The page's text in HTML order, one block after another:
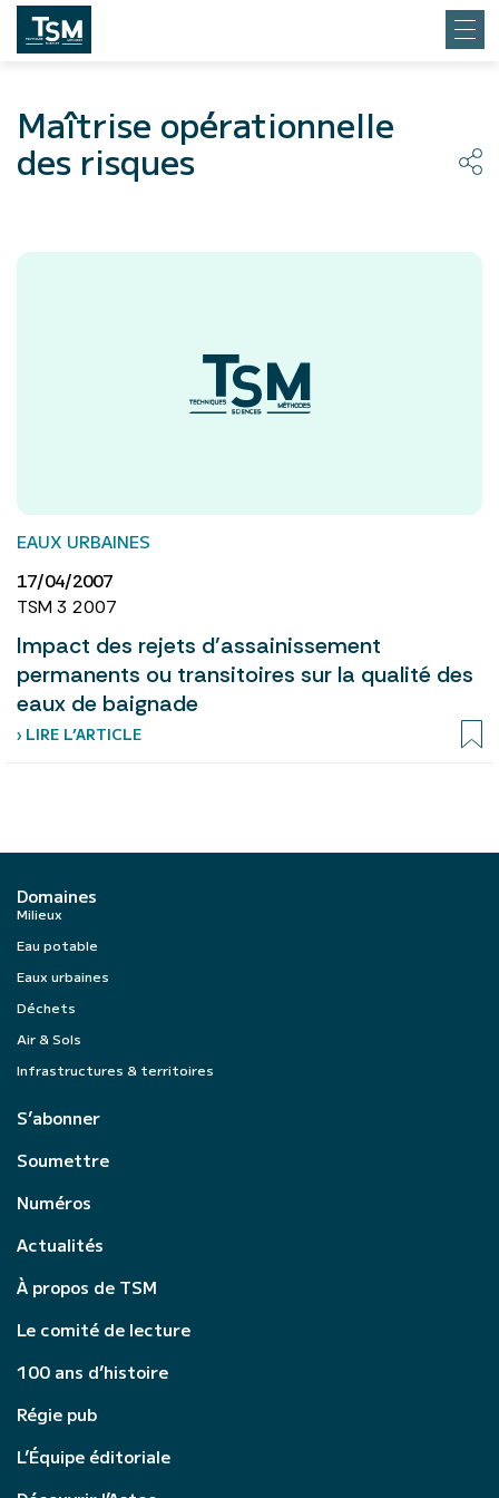
Maîtrise opérationnelle
des risques
EAUX URBAINES
17/04/2007
TSM 3 2007
Impact des rejets d’assainissement
permanents ou transitoires sur la qualité des
eaux de baignade
› LIRE L’ARTICLE
Domaines
Milieux
Eau potable
Eaux urbaines
Déchets
Air & Sols
Infrastructures & territoires
S’abonner
Soumettre
Numéros
Actualités
À propos de TSM
Le comité de lecture
100 ans d’histoire
Régie pub
L’Équipe éditoriale